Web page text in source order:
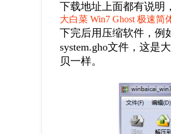
下载地址上面都有说明
大白菜 Win7 Ghost 极速简
下完后用压缩软件，例
system.gho文件，这是
贝一样。